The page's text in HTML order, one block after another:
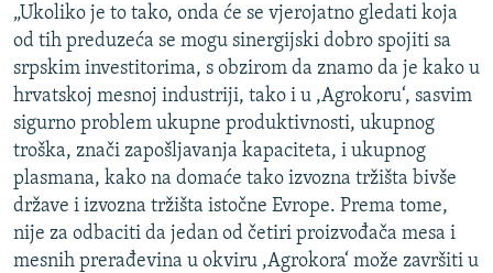
„Ukoliko je to tako, onda će se vjerojatno gledati koja
od tih preduzeća se mogu sinergijski dobro spojiti sa
srpskim investitorima, s obzirom da znamo da je kako u
hrvatskoj mesnoj industriji, tako i u ,Agrokoru‘, sasvim
sigurno problem ukupne produktivnosti, ukupnog
troška, znači zapošljavanja kapaciteta, i ukupnog
plasmana, kako na domaće tako izvozna tržišta bivše
države i izvozna tržišta istočne Evrope. Prema tome,
nije za odbaciti da jedan od četiri proizvođača mesa i
mesnih prerađevina u okviru ,Agrokora‘ može završiti u